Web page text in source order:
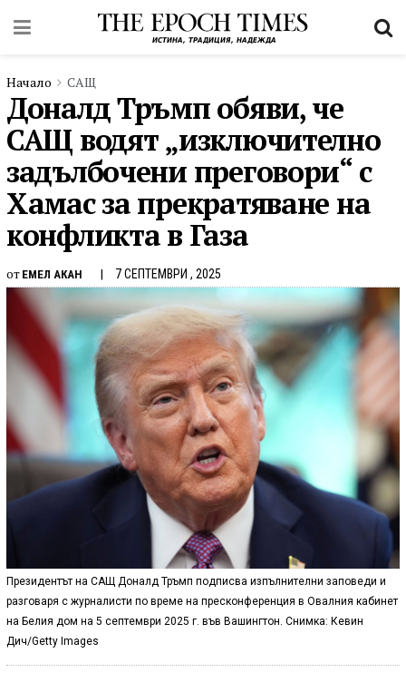
Начало САЩ
Доналд Тръмп обяви, че
САЩ водят „изключително
задълбочени преговори“ с
Хамас за прекратяване на
конфликта в Газа
от ЕМЕЛ АКАН 7 СЕПТЕМВРИ , 2025
Президентът на САЩ Доналд Тръмп подписва изпълнителни заповеди и
разговаря с журналисти по време на пресконференция в Овалния кабинет
на Белия дом на 5 септември 2025 г. във Вашингтон. Снимка: Кевин
Дич/Getty Images